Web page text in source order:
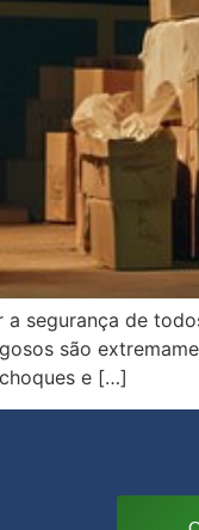
segurança de
são
e […]